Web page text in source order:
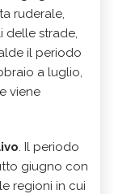
ruderale,
delle strade,
il periodo
a luglio,
viene
. Il periodo
giugno con
regioni in cui